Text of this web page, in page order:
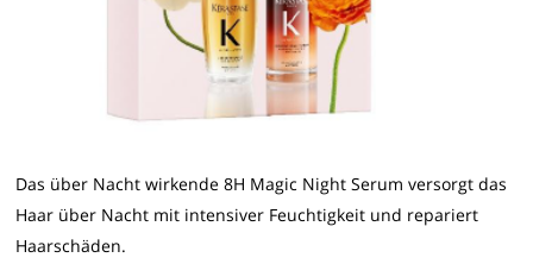
Das über Nacht wirkende 8H Magic Night Serum versorgt das
Haar über Nacht mit intensiver Feuchtigkeit und repariert
Haarschäden.